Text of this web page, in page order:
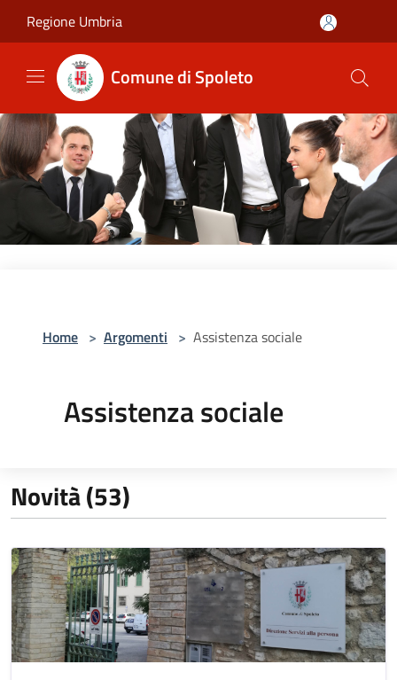
Regione Umbria
Comune di Spoleto
Home > Argomenti > Assistenza sociale
Assistenza sociale
Novità (53)